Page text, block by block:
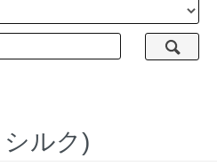
ルク)